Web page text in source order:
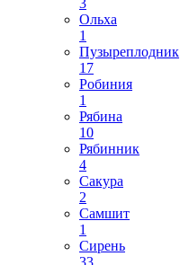
3
Ольха
1
Пузыреплодник
17
Робиния
1
Рябина
10
Рябинник
4
Сакура
2
Самшит
1
Сирень
33